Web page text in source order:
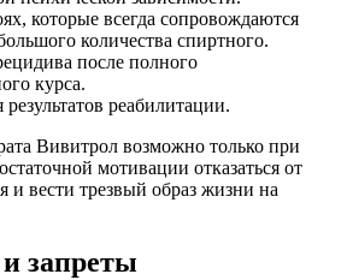
которые всегда сопровождаются
количества спиртного.
после полного
курса.
реабилитации.
Вивитрол возможно только при
мотивации отказаться от
и вести трезвый образ жизни на
запреты